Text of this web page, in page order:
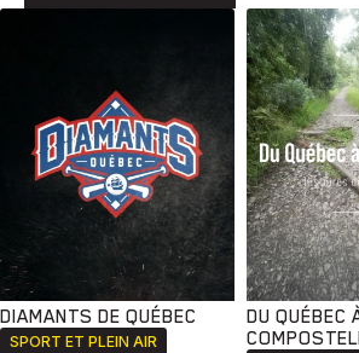
DIAMANTS DE QUÉBEC
SPORT ET PLEIN AIR
DU QUÉBEC